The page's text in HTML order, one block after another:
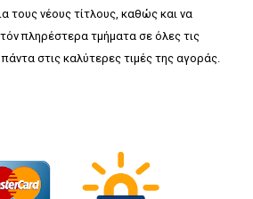
τους νέους τίτλους, καθώς και να
πληρέστερα τμήματα σε όλες τις
στις καλύτερες τιμές της αγοράς.